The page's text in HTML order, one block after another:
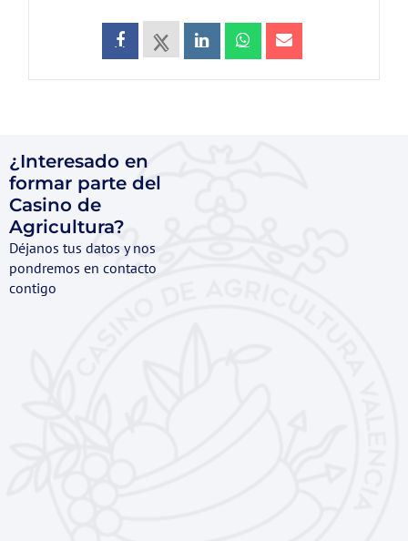
¿Interesado en
formar parte del
Casino de
Agricultura?
Déjanos tus datos y nos
pondremos en contacto
contigo